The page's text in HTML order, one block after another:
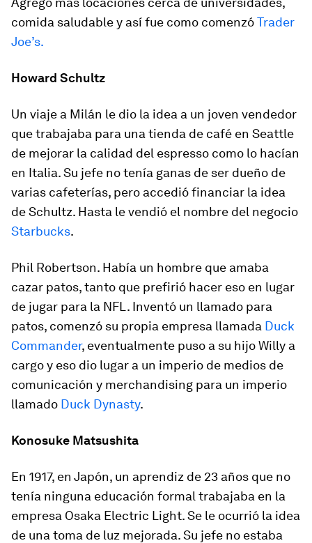
comida saludable y así fue como comenzóTrader
Joe’s.
Howard Schultz
Un viaje a Milán le dio la idea a un joven vendedor
que trabajaba para una tienda de café en Seattle
de mejorar la calidad del espresso como lo hacían
en Italia. Su jefe no tenía ganas de ser dueño de
varias cafeterías, pero accedió financiar la idea
de Schultz. Hasta le vendió el nombre del negocio
Starbucks.
Phil Robertson. Había un hombre que amaba
cazar patos, tanto que prefirió hacer eso en lugar
de jugar para la NFL. Inventó un llamado para
patos, comenzó su propia empresa llamada Duck
Commander, eventualmente puso a su hijo Willy a
cargo y eso dio lugar a un imperio de medios de
comunicación y merchandising para un imperio
llamado Duck Dynasty.
Konosuke Matsushita
En 1917, en Japón, un aprendiz de 23 años que no
tenía ninguna educación formal trabajaba en la
empresa Osaka Electric Light. Se le ocurrió la idea
de una toma de luz mejorada. Su jefe no estaba